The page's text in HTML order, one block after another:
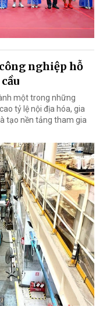
nghiệp hỗ
một trong những
tỷ lệ nội địa hóa, gia
tạo nền tảng tham gia